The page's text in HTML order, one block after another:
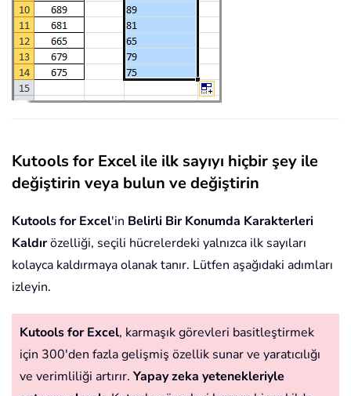
Kutools for Excel ile ilk sayıyı hiçbir şey ile
değiştirin veya bulun ve değiştirin
Kutools for Excel'in Belirli Bir Konumda Karakterleri
Kaldırözelliği, seçili hücrelerdeki yalnızca ilk sayıları
kolayca kaldırmaya olanak tanır. Lütfen aşağıdaki adımları
izleyin.
Kutools for Excel, karmaşık görevleri basitleştirmek
için 300'den fazla gelişmiş özellik sunar ve yaratıcılığı
ve verimliliği artırır. Yapay zeka yetenekleriyle